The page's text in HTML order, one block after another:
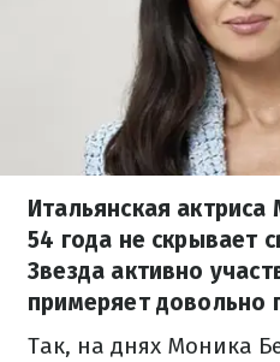
Итальянская
54 года не скрывает
Звезда активно
примеряет довольно
Так, на днях Моника